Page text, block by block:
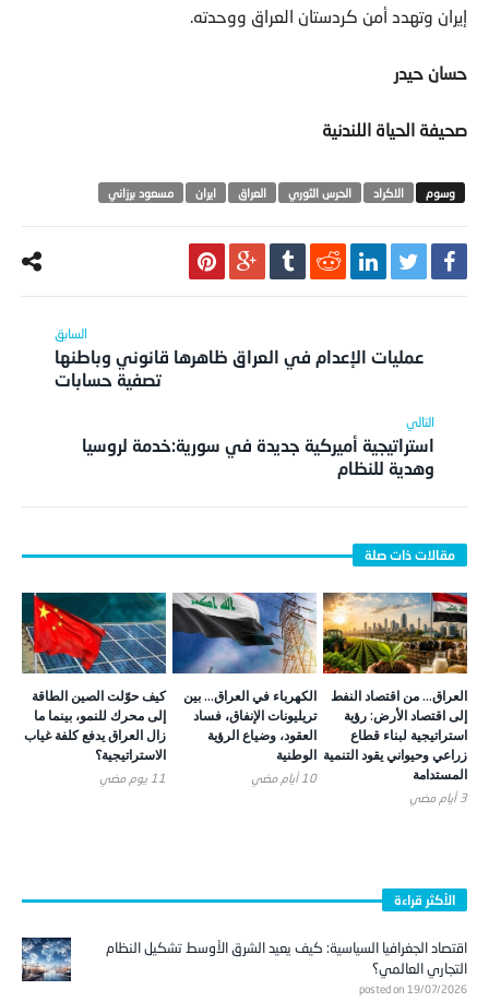
إيران وتهدد أمن كردستان العراق ووحدته.
حسان حيدر
صحيفة الحياة اللندنية
الاكراد الحرس الثوري العراق ايران مسعود برزاني
عمليات الإعدام في العراق ظاهرها قانوني وباطنها
تصفية حسابات
استراتيجية أميركية جديدة في سورية:خدمة لروسيا
وهدية للنظام
العراق… من اقتصاد النفط
إلى اقتصاد الأرض: رؤية
استراتيجية لبناء قطاع
زراعي وحيواني يقود التنمية
المستدامة
3 أيام ‎مضي
الكهرباء في العراق… بين
تريليونات الإنفاق، فساد
العقود، وضياع الرؤية
الوطنية
10 أيام ‎مضي
كيف حوّلت الصين الطاقة
إلى محرك للنمو، بينما ما
زال العراق يدفع كلفة غياب
الاستراتيجية؟
11 يوم ‎مضي
الأكثر قراءة
اقتصاد الجغرافيا السياسية: كيف يعيد الشرق الأوسط تشكيل النظام
التجاري العالمي؟
posted on 19/07/2026